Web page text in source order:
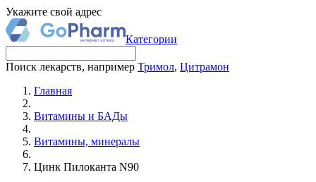
Укажите свой адрес
Категории
Поиск лекарств, например Тримол, Цитрамон
Главная
Витамины и БАДы
Витамины, минералы
Цинк Пилоканта N90